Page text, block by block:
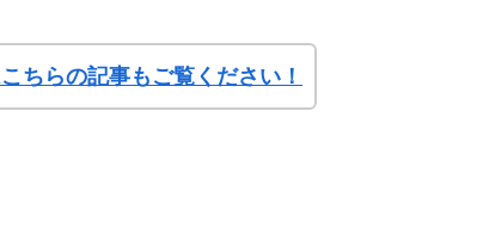
ちらの記事もご覧ください！